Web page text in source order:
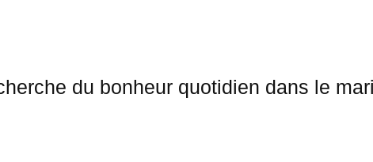
du bonheur quotidien dans le